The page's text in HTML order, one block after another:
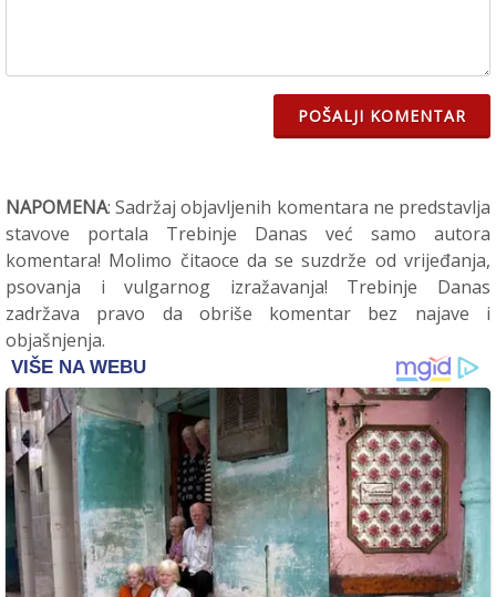
POŠALJI KOMENTAR
NAPOMENA: Sadržaj objavljenih komentara ne predstavlja
stavove portala Trebinje Danas već samo autora
komentara! Molimo čitaoce da se suzdrže od vrijeđanja,
psovanja i vulgarnog izražavanja! Trebinje Danas
zadržava pravo da obriše komentar bez najave i
objašnjenja.